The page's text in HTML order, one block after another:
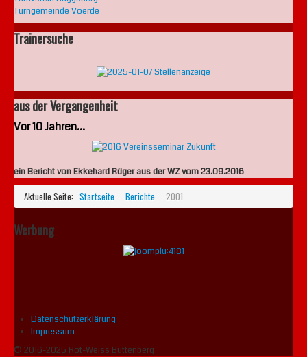
Turngemeinde Voerde
Trainersuche
aus der Vergangenheit
Vor 10 Jahren...
ein Bericht von Ekkehard Rüger aus der WZ vom 23.09.2016
Aktuelle Seite: Startseite Berichte 2001
Werbung
Datenschutzerklärung
Impressum
© 2016-2025 Rot-Weiss Büttenberg